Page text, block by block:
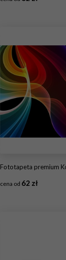
Fototapeta premium Kolorowe
cena od 62 zł